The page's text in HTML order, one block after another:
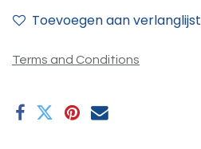
Toevoegen aan verlanglijst
Terms and Conditions